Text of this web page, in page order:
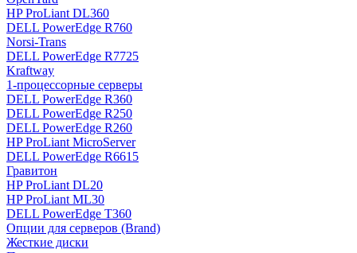
HP ProLiant DL360
DELL PowerEdge R760
Norsi-Trans
DELL PowerEdge R7725
Kraftway
1-процессорные серверы
DELL PowerEdge R360
DELL PowerEdge R250
DELL PowerEdge R260
HP ProLiant MicroServer
DELL PowerEdge R6615
Гравитон
HP ProLiant DL20
HP ProLiant ML30
DELL PowerEdge T360
Опции для серверов (Brand)
Жесткие диски